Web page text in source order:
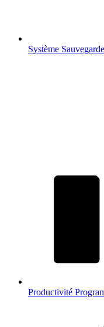
Système
Productivité